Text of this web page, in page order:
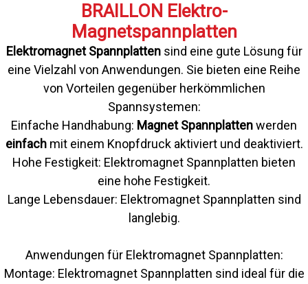
BRAILLON Elektro-
Magnetspannplatten
Elektromagnet Spannplattensind eine gute Lösung für
eine Vielzahl von Anwendungen. Sie bieten eine Reihe
von Vorteilen gegenüber herkömmlichen
Spannsystemen:
Einfache Handhabung: Magnet Spannplattenwerden
einfach mit einem Knopfdruck aktiviert und deaktiviert.
Hohe Festigkeit: Elektromagnet Spannplatten bieten
eine hohe Festigkeit.
Lange Lebensdauer: Elektromagnet Spannplatten sind
langlebig.
Anwendungen für Elektromagnet Spannplatten:
Montage: Elektromagnet Spannplatten sind ideal für die